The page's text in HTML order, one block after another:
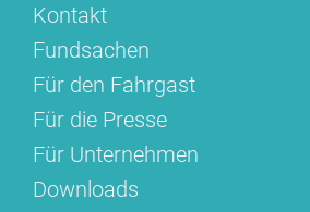
Kontakt
Fundsachen
Für den Fahrgast
Für die Presse
Für Unternehmen
Downloads